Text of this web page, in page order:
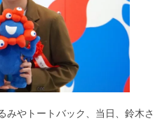
みやトートバック、当日、鈴木さ